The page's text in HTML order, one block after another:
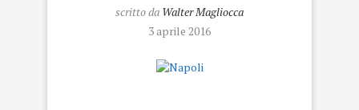
scritto da Walter Magliocca
3 aprile 2016